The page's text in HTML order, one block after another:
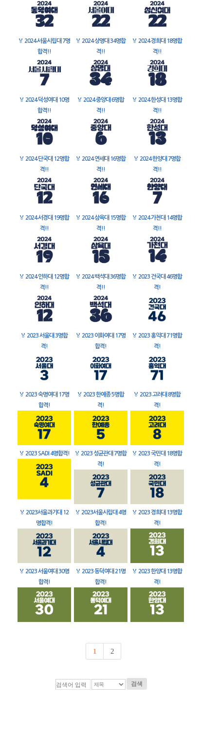
🏅 2024 서울시립대 7명
합격!!
🏅 2024 상명대 34명합
격!!
🏅 2024 경희대 18명합
격!!
🏅 2024 덕성여대 10명
합격!!
🏅 2024 중앙대 6명합
격!!
🏅 2024 한성대 13명합
격!!
🏅 2024 단국대 12명합
격!!
🏅 2024 연세대 16명합
격!!
🏅 2024 한양대 7명합
격!!
🏅 2024 서경대 19명합
격!!
🏅 2024 삼육대 15명합
격!!
🏅 2024 가천대 14명합
격!!
🏅 2024 인하대 12명합
격!!
🏅 2024 백석대 36명합
격!!
🏅 2023 건국대 46명합
격!
🏅 2023 서울대 3명합
격!
🏅 2023 이화여대 17명
합격!
🏅 2023 홍익대 71명합
격!
🏅 2023 숙명여대 17명
합격!
🏅 2023 한예종 5명합
격!
🏅 2023 고려대 8명합
격!
🏅 2023 SADI 4명합격! 🏅 2023 성균관대 7명합
격!
🏅 2023 국민대 18명합
격!
🏅 2023서울과기대 12
명합격!
🏅 2023서울시립대 4명
합격!
🏅 2023 경희대 13명합
격!
🏅 2023 서울여대 30명
합격!
🏅 2023 동덕여대 21명
합격!
🏅 2023 한양대 13명합
격!
1 2
검색